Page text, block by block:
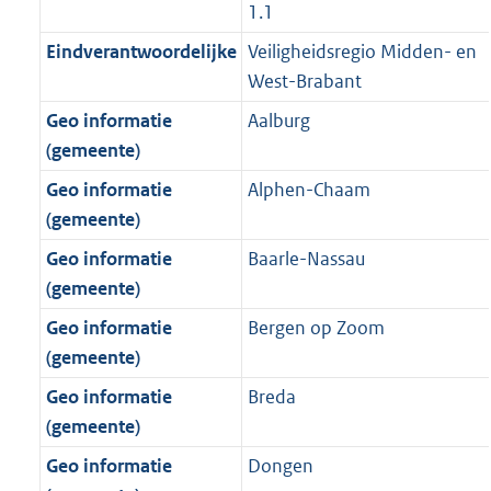
a
a
t
o
m
a
a
t
r
m
a
a
t
n
o
r
m
a
a
o
t
t
e
4
K
b
o
o
t
t
:
3
K
b
1.1
Eindverantwoordelijke Veiligheidsregio Midden- en
West-Brabant
Geo informatie
(gemeente)
Aalburg
Geo informatie
(gemeente)
Alphen-Chaam
Geo informatie
(gemeente)
Baarle-Nassau
Geo informatie
(gemeente)
Bergen op Zoom
Geo informatie
(gemeente)
Breda
Geo informatie
Dongen